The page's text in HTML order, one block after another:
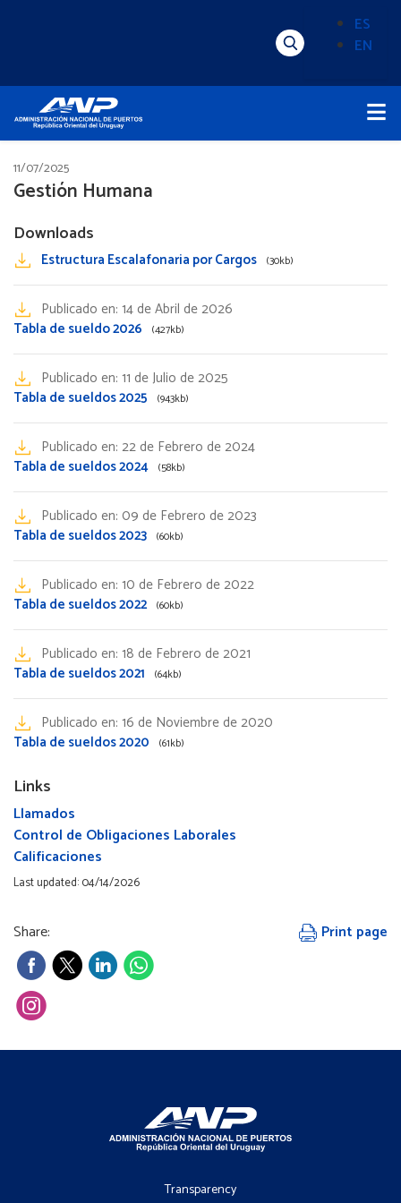
idioma
(Content)
ES
EN
Menú
Principal
11/07/2025
Gestión Humana
Downloads
Estructura Escalafonaria por Cargos (30kb)
Publicado en: 14 de Abril de 2026
Tabla de sueldo 2026
(427kb)
Publicado en: 11 de Julio de 2025
Tabla de sueldos 2025
(943kb)
Publicado en: 22 de Febrero de 2024
Tabla de sueldos 2024 (58kb)
Publicado en: 09 de Febrero de 2023
Tabla de sueldos 2023 (60kb)
Publicado en: 10 de Febrero de 2022
Tabla de sueldos 2022 (60kb)
Publicado en: 18 de Febrero de 2021
Tabla de sueldos 2021
(64kb)
Publicado en: 16 de Noviembre de 2020
Tabla de sueldos 2020
(61kb)
Links
Llamados
Control de Obligaciones Laborales
Calificaciones
Last updated: 04/14/2026
Share: Print page
-
Transparency